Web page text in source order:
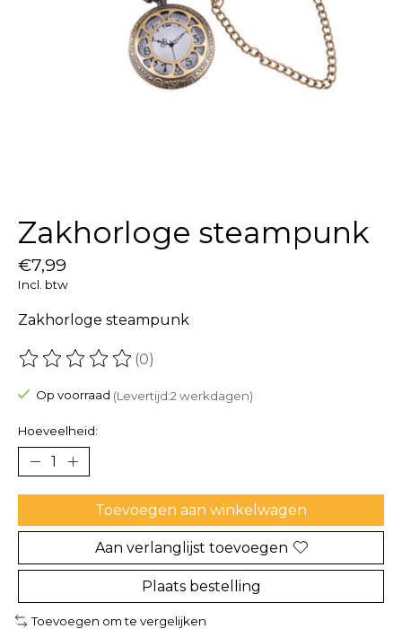
Zakhorloge steampunk
€7,99
Incl. btw
Zakhorloge steampunk
De beoordeling van dit product is
(0)
Op voorraad (Levertijd:2 werkdagen)
Hoeveelheid:
Toevoegen aan winkelwagen
Aan verlanglijst toevoegen
Plaats bestelling
Toevoegen om te vergelijken